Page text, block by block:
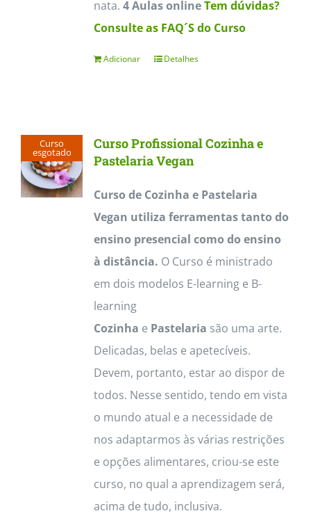
nata. 4 Aulas onlineTem dúvidas?
Consulte as FAQ´S do Curso
Adicionar Detalhes
Curso
esgotado
Curso Profissional Cozinha e
Pastelaria Vegan
Curso de Cozinha e Pastelaria
Vegan utiliza ferramentas tanto do
ensino presencial como do ensino
à distância. O Curso é ministrado
em dois modelos E-learning e B-
learning
Cozinha e Pastelaria são uma arte.
Delicadas, belas e apetecíveis.
Devem, portanto, estar ao dispor de
todos. Nesse sentido, tendo em vista
o mundo atual e a necessidade de
nos adaptarmos às várias restrições
e opções alimentares, criou-se este
curso, no qual a aprendizagem será,
acima de tudo, inclusiva.